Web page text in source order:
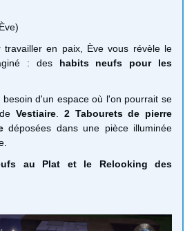
travailler en paix, Ève vous révèle le
: des habits neufs pour les
besoin d'un espace où l'on pourrait se
Vestiaire
2 Tabourets de pierre
déposées dans une pièce illuminée
au Plat et le Relooking des